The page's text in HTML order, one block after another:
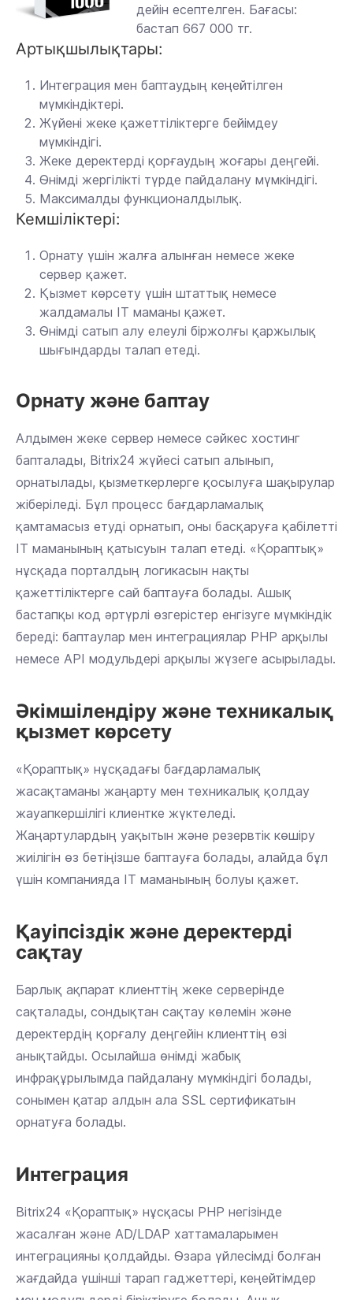
дейін есептелген. Бағасы:
бастап 667 000 тг.
Артықшылықтары:
Интеграция мен баптаудың кеңейтілген
мүмкіндіктері.
Жүйені жеке қажеттіліктерге бейімдеу
мүмкіндігі.
Жеке деректерді қорғаудың жоғары деңгейі.
Өнімді жергілікті түрде пайдалану мүмкіндігі.
Максималды функционалдылық.
Кемшіліктері:
Орнату үшін жалға алынған немесе жеке
сервер қажет.
Қызмет көрсету үшін штаттық немесе
жалдамалы IT маманы қажет.
Өнімді сатып алу елеулі біржолғы қаржылық
шығындарды талап етеді.
Орнату және баптау
Алдымен жеке сервер немесе сәйкес хостинг
бапталады, Bitrix24 жүйесі сатып алынып,
орнатылады, қызметкерлерге қосылуға шақырулар
жіберіледі. Бұл процесс бағдарламалық
қамтамасыз етуді орнатып, оны басқаруға қабілетті
IT маманының қатысуын талап етеді. «Қораптық»
нұсқада порталдың логикасын нақты
қажеттіліктерге сай баптауға болады. Ашық
бастапқы код әртүрлі өзгерістер енгізуге мүмкіндік
береді: баптаулар мен интеграциялар PHP арқылы
немесе API модульдері арқылы жүзеге асырылады.
Әкімшілендіру және техникалық
қызмет көрсету
«Қораптық» нұсқадағы бағдарламалық
жасақтаманы жаңарту мен техникалық қолдау
жауапкершілігі клиентке жүктеледі.
Жаңартулардың уақытын және резервтік көшіру
жиілігін өз бетіңізше баптауға болады, алайда бұл
үшін компанияда IT маманының болуы қажет.
Қауіпсіздік және деректерді
сақтау
Барлық ақпарат клиенттің жеке серверінде
сақталады, сондықтан сақтау көлемін және
деректердің қорғалу деңгейін клиенттің өзі
анықтайды. Осылайша өнімді жабық
инфрақұрылымда пайдалану мүмкіндігі болады,
сонымен қатар алдын ала SSL сертификатын
орнатуға болады.
Интеграция
Bitrix24 «Қораптық» нұсқасы PHP негізінде
жасалған және AD/LDAP хаттамаларымен
интеграцияны қолдайды. Өзара үйлесімді болған
жағдайда үшінші тарап гаджеттері, кеңейтімдер